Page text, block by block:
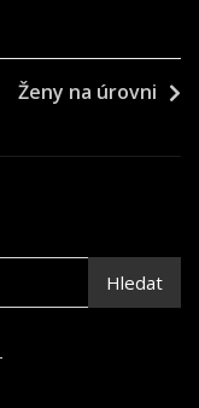
Ženy na úrovni
Hledat